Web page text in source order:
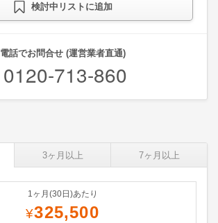
検討中リストに追加
電話でお問合せ (運営業者直通)
0120-713-860
3ヶ月以上 7ヶ月以上
1ヶ月(30日)あたり
¥325,500